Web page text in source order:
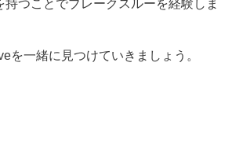
つことでブレークスルーを経験しま
を一緒に見つけていきましょう。